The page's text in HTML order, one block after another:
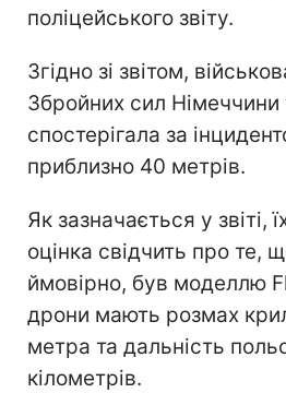
поліцейського звіту.
Згідно зі звітом,
Збройних сил Німеччини
спостерігала за
приблизно 40 метрів.
Як зазначається у звіті,
оцінка свідчить про те,
ймовірно, був моделлю
дрони мають розмах
метра та дальність
кілометрів.